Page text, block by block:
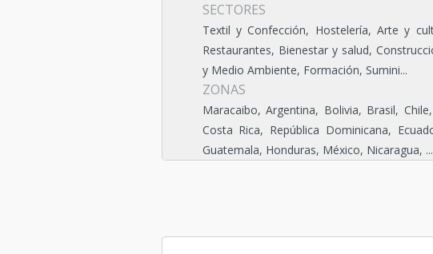
SECTORES
Textil y Confección, Hostelería, Arte y
Restaurantes, Bienestar y salud,
y Medio Ambiente, Formación, Sumini...
ZONAS
Maracaibo, Argentina, Bolivia, Brasil,
Costa Rica, República Dominicana,
Guatemala, Honduras, México, Nicaragua, ...